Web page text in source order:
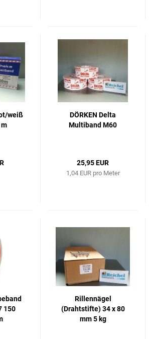
weiß
DÖRKEN Delta
Multiband M60
25,95 EUR
1,04 EUR pro Meter
150
Rillennägel
(Drahtstifte) 34 x 80
mm 5 kg